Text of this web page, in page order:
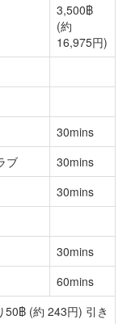
3,500฿
(約
16,975円)
30mins
ブ
30mins
30mins
30mins
60mins
50฿ (約 243円) 引き